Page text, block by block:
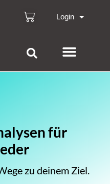
Login
für
zu deinem Ziel.